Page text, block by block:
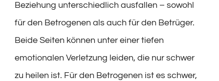
Beziehung unterschiedlich ausfallen – sowohl
für den Betrogenen als auch für den Betrüger.
Beide Seiten können unter einer tiefen
emotionalen Verletzung leiden, die nur schwer
zu heilen ist. Für den Betrogenen ist es schwer,